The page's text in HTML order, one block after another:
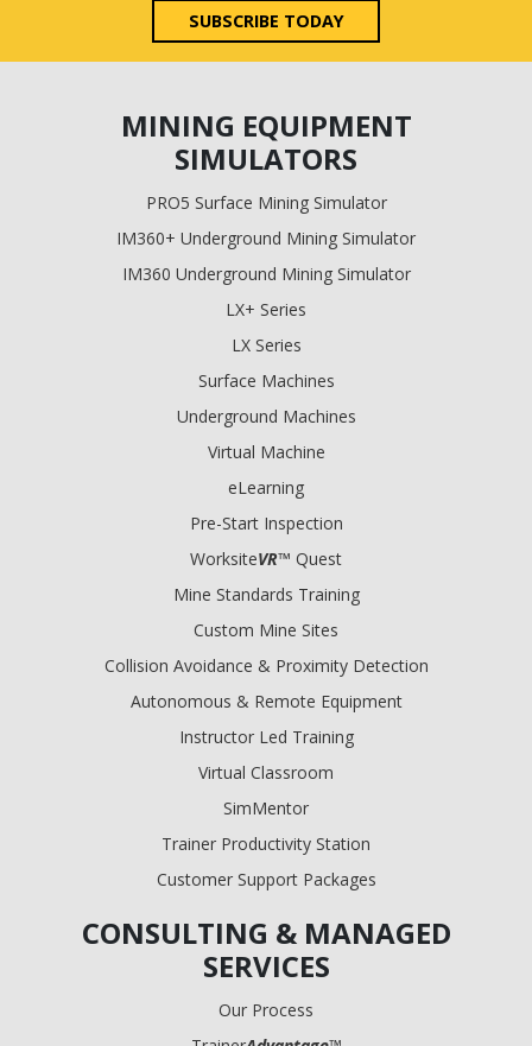
SUBSCRIBE TODAY
MINING EQUIPMENT
SIMULATORS
PRO5 Surface Mining Simulator
IM360+ Underground Mining Simulator
IM360 Underground Mining Simulator
LX+ Series
LX Series
Surface Machines
Underground Machines
Virtual Machine
eLearning
Pre-Start Inspection
WorksiteVR™ Quest
Mine Standards Training
Custom Mine Sites
Collision Avoidance & Proximity Detection
Autonomous & Remote Equipment
Instructor Led Training
Virtual Classroom
SimMentor
Trainer Productivity Station
Customer Support Packages
CONSULTING & MANAGED
SERVICES
Our Process